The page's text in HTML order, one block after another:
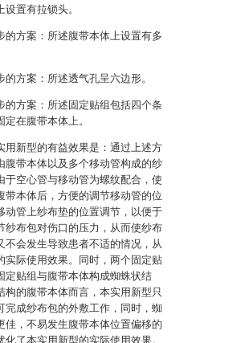
置有拉锁头。
的方案：所述腹带本体上设置有多
方案：所述透气孔呈六边形。
的方案：所述固定贴组包括四个条
在腹带本体上。
用新型的有益效果是：通过上述方
腹带本体以及多个移动管构成的纱
于空心管与移动管为螺纹配合，使
带本体后，方便的调节移动管的位
动管上纱布垫的位置调节，以便于
纱布包对伤口的压力，从而使纱布
不会发生导致患者不适的情况，从
实际使用效果。同时，两个固定贴
定贴组与腹带本体构成蜘蛛状结
构的腹带本体而言，本实用新型只
完成纱布包的外敷工作，同时，蜘
佳，不易发生腹带本体位置偏移的
了本实用新型的实际使用效果。